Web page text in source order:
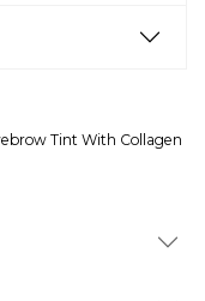
Tint With Collagen